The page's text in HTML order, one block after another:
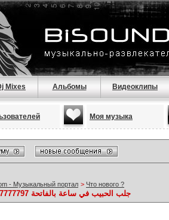
Mixes Альбомы Видеоклипы
Моя музыка
- Музыкальный портал > Что нового ?
جلب الحبيب في ساعة بالفاتحة 004917637777797